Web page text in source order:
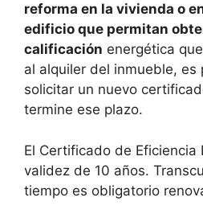
reforma en la vivienda o
edificio que permitan
calificación energética
al alquiler del inmueble, es
solicitar un nuevo
termine ese plazo.
El Certificado de Eficiencia
validez de 10 años.
tiempo es obligatorio